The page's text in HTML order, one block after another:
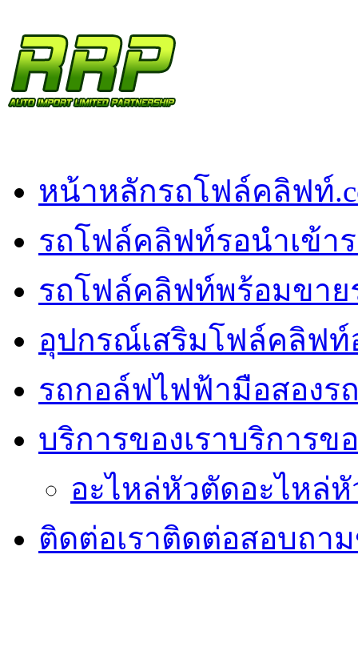
หน้าหลักรถโฟล์คลิฟท์
รถโฟล์คลิฟท์รอนำเข้า
รถโฟล์คลิฟท์พร้อมขาย
อุปกรณ์เสริมโฟล์คลิฟท์
รถกอล์ฟไฟฟ้ามือสองร
บริการของเราบริการข
อะไหล่หัวตัดอะไหล่
ติดต่อเราติดต่อสอบถา